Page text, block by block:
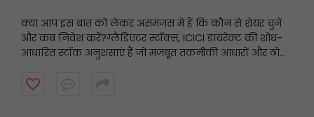
क्या आप इस बात को लेकर असमंजस में हैं कि कौन से शेयर चुनें
और कब निवेश करें?ग्लैडिएटर स्टॉक्स, ICICI डायरेक्ट की शोध-
आधारित स्टॉक अनुशंसाएं हैं जो मजबूत तकनीकी आधारों और ठोस
पर तीन महीने तक होती है। अधिक जानने के लिए वीडियो देखें।